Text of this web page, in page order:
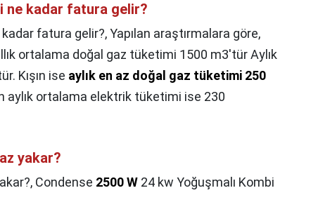
ne kadar fatura gelir?
fatura gelir?,Yapılan araştırmalara göre,
ortalama doğal gaz tüketimi 1500 m3'tür Aylık
Kışın ise aylık en az doğal gaz tüketimi 250
aylık ortalama elektrik tüketimi ise 230
yakar?
Condense 2500 W 24 kw Yoğuşmalı Kombi